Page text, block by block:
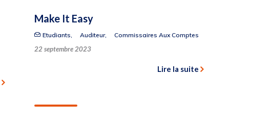
Make It Easy
Etudiants, Auditeur, Commissaires Aux Comptes
22 septembre 2023
Lire la suite